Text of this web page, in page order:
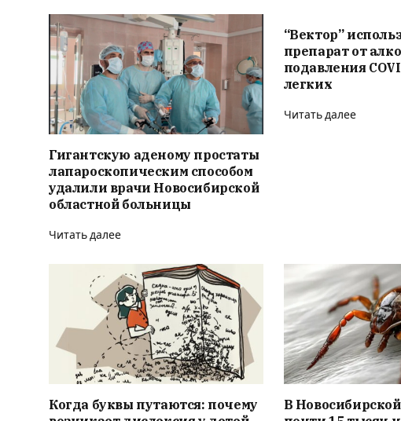
Гигантскую аденому простаты
лапароскопическим способом
удалили врачи Новосибирской
областной больницы
Читать далее
“Вектор”
препарат от
подавления
легких
Читать далее
Когда буквы путаются: почему
В